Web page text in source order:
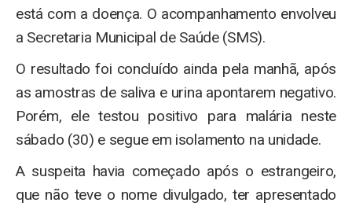
está com a doença. O acompanhamento envolveu
a Secretaria Municipal de Saúde (SMS).
O resultado foi concluído ainda pela manhã, após
as amostras de saliva e urina apontarem negativo.
Porém, ele testou positivo para malária neste
sábado (30) e segue em isolamento na unidade.
A suspeita havia começado após o estrangeiro,
que não teve o nome divulgado, ter apresentado